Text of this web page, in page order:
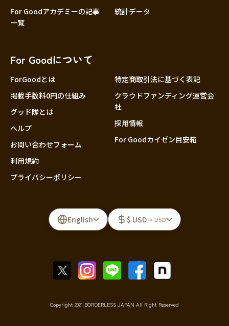
For Goodアカデミーの記事
一覧
統計データ
For Goodについて
ForGoodとは
掲載手数料0円の仕組み
グッド隊とは
ヘルプ
お問い合わせフォーム
利用規約
プライバシーポリシー
特定商取引法に基づく表記
クラウドファンディング運営会
社
採用情報
For Goodカイゼン目安箱
English $ USD ≈ USD
Copyright 2021 BORDERLESS JAPAN All Right Reserved